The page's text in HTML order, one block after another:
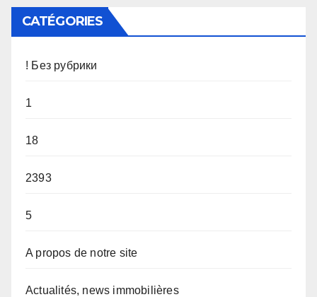
CATÉGORIES
! Без рубрики
1
18
2393
5
A propos de notre site
Actualités, news immobilières